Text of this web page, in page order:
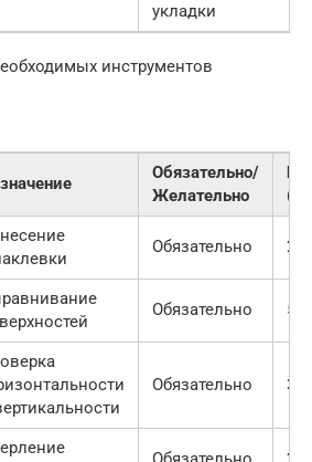
укладки
инструментов
Обязательно/
Желательно
Обязательно 200
Обязательно 500
Обязательно 300